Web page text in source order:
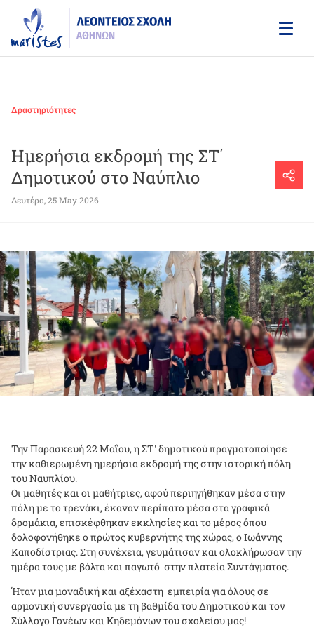
main
content
Δραστηριότητες
Ημερήσια εκδρομή της ΣΤ΄
Δημοτικού στο Ναύπλιο
Δευτέρα, 25 May 2026
Την Παρασκευή 22 Μαΐου, η ΣΤ' δημοτικού πραγματοποίησε
την καθιερωμένη ημερήσια εκδρομή της στην ιστορική πόλη
του Ναυπλίου.
Οι μαθητές και οι μαθήτριες, αφού περιηγήθηκαν μέσα στην
πόλη με το τρενάκι, έκαναν περίπατο μέσα στα γραφικά
δρομάκια, επισκέφθηκαν εκκλησίες και το μέρος όπου
δολοφονήθηκε ο πρώτος κυβερνήτης της χώρας, ο Ιωάννης
Καποδίστριας. Στη συνέχεια, γευμάτισαν και ολοκλήρωσαν την
ημέρα τους με βόλτα και παγωτό στην πλατεία Συντάγματος.
Ήταν μια μοναδική και αξέχαστη εμπειρία για όλους σε
αρμονική συνεργασία με τη βαθμίδα του Δημοτικού και τον
Σύλλογο Γονέων και Κηδεμόνων του σχολείου μας!